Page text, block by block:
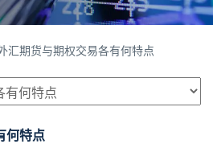
汇期货与期权交易各有何特点
何特点